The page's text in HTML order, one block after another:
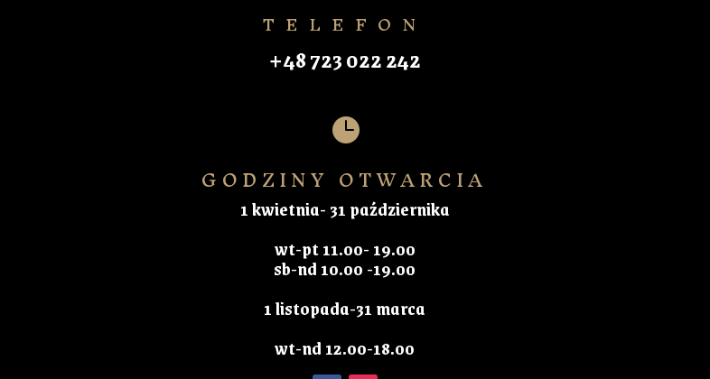
TELEFON
+48 723 022 242

GODZINY OTWARCIA
1 kwietnia- 31 października
wt-pt 11.00- 19.00
sb-nd 10.00 -19.00
1 listopada-31 marca
wt-nd 12.00-18.00